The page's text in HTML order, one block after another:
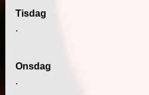
Tisdag
.
Onsdag
.